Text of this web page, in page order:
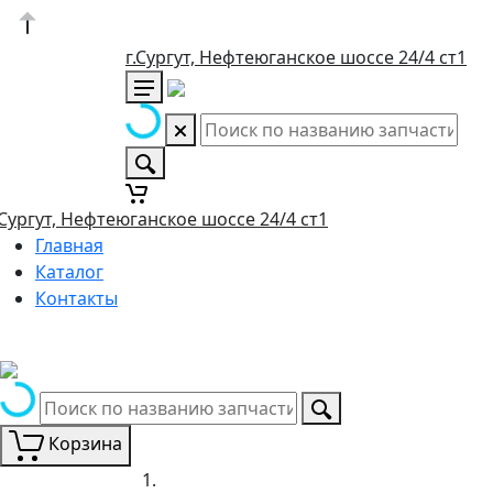
г.Сургут, Нефтеюганское шоссе 24/4 ст1
Нефтеюганское шоссе 24/4 ст1
Главная
Каталог
Контакты
Корзина